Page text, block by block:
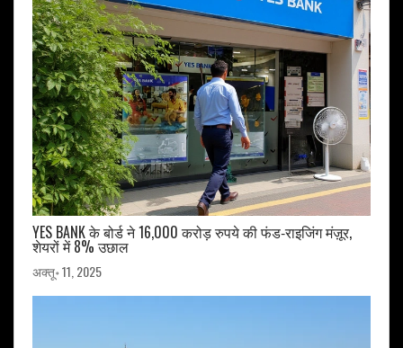
YES BANK के बोर्ड ने 16,000 करोड़ रुपये की फंड‑राइजिंग मंज़ूर,
शेयरों में 8% उछाल
अक्तू॰ 11, 2025